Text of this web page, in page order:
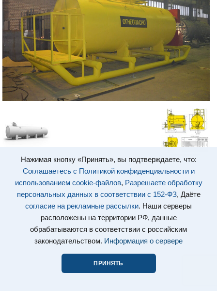
Нажимая кнопку «Принять», вы подтверждаете, что:
Соглашаетесь с Политикой конфиденциальности и
использованием cookie-файлов, Разрешаете обработку
персональных данных в соответствии с 152-ФЗ, Даёте
согласие на рекламные рассылки. Наши серверы
расположены на территории РФ, данные
обрабатываются в соответствии с российским
законодательством. Информация о сервере
ПРИНЯТЬ